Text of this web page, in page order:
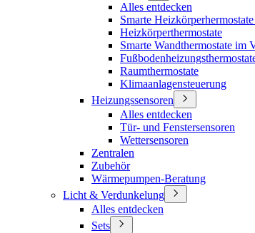
Alles entdecken
Smarte
Heizkörperthermostate
Smarte Wandthermostate im
Raumthermostate
Klimaanlagensteuerung
Heizungssensoren
Alles entdecken
Tür- und Fenstersensoren
Wettersensoren
Zentralen
Zubehör
Wärmepumpen-Beratung
Licht & Verdunkelung
Alles entdecken
Sets